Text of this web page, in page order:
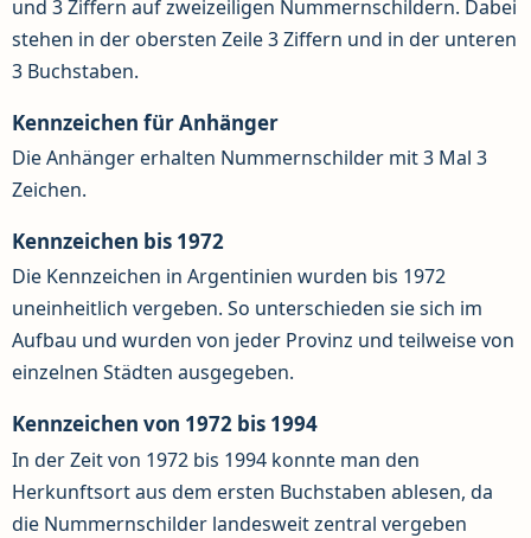
und 3 Ziffern auf zweizeiligen Nummernschildern. Dabei
stehen in der obersten Zeile 3 Ziffern und in der unteren
3 Buchstaben.
Kennzeichen für Anhänger
Die Anhänger erhalten Nummernschilder mit 3 Mal 3
Zeichen.
Kennzeichen bis 1972
Die Kennzeichen in Argentinien wurden bis 1972
uneinheitlich vergeben. So unterschieden sie sich im
Aufbau und wurden von jeder Provinz und teilweise von
einzelnen Städten ausgegeben.
Kennzeichen von 1972 bis 1994
In der Zeit von 1972 bis 1994 konnte man den
Herkunftsort aus dem ersten Buchstaben ablesen, da
die Nummernschilder landesweit zentral vergeben